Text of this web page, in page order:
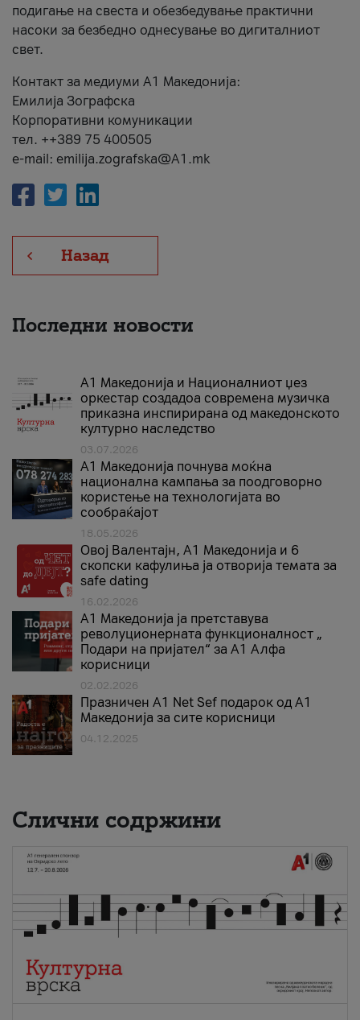
подигање на свеста и обезбедување практични
насоки за безбедно однесување во дигиталниот
свет.
Контакт за медиуми А1 Македонија:
Емилија Зографска
Корпоративни комуникации
тел. ++389 75 400505
e-mail: emilija.zografska@A1.mk
Назад
Последни новости
А1 Македонија и Националниот џез
оркестар создадоа современа музичка
приказна инспирирана од македонското
културно наследство
03.07.2026
A1 Македонија почнува моќна
национална кампања за поодговорно
користење на технологијата во
сообраќајот
18.05.2026
Овој Валентајн, A1 Македонија и 6
скопски кафулиња ја отворија темата за
safe dating
16.02.2026
А1 Македонија ја претставува
револуционерната функционалност „
Подари на пријател“ за А1 Алфа
корисници
02.02.2026
Празничен A1 Net Sеf подарок од А1
Македонија за сите корисници
04.12.2025
Слични содржини